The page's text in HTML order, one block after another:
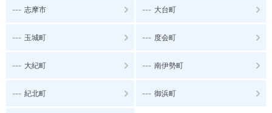
--- 志摩市 --- 大台町
--- 玉城町 --- 度会町
--- 大紀町 --- 南伊勢町
--- 紀北町 --- 御浜町